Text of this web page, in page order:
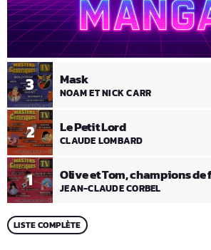
1 Olive et Tom, champions de
JEAN-CLAUDE CORBEL
2 Le Petit Lord
CLAUDE LOMBARD
3 Mask
NOAM ET NICK CARR
LISTE COMPLÈTE